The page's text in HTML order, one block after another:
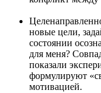
новые цели,
состоянии
для меня?
показали
формулируют
мотивацией.